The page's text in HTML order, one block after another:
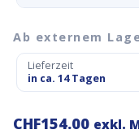
Ab externem
Lieferzeit
in ca. 14 Tagen
CHF154.00 exkl.